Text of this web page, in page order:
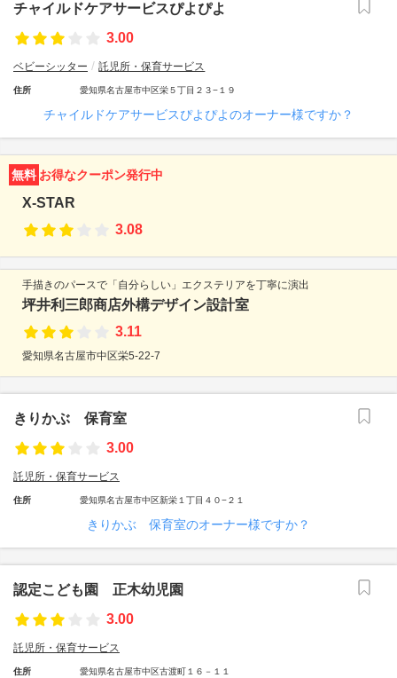
チャイルドケアサービスぴよぴよ
3.00
ベビーシッター 託児所・保育サービス
住所 愛知県名古屋市中区栄５丁目２３−１９
チャイルドケアサービスぴよぴよのオーナー様ですか？
無料 お得なクーポン発行中
X-STAR
3.08
手描きのパースで「自分らしい」エクステリアを丁寧に演出
坪井利三郎商店外構デザイン設計室
3.11
愛知県名古屋市中区栄5-22-7
きりかぶ 保育室
3.00
託児所・保育サービス
住所 愛知県名古屋市中区新栄１丁目４０−２１
きりかぶ 保育室のオーナー様ですか？
認定こども園 正木幼児園
3.00
託児所・保育サービス
住所 愛知県名古屋市中区古渡町１６－１１